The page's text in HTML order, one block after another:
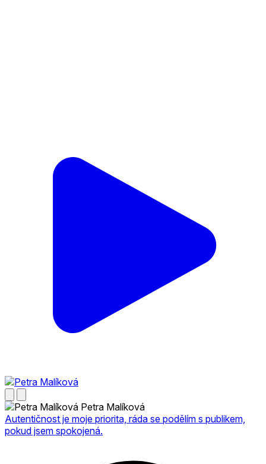
Petra Malíková
Autentičnost je moje priorita, ráda se podělím s publikem,
pokud jsem spokojená.